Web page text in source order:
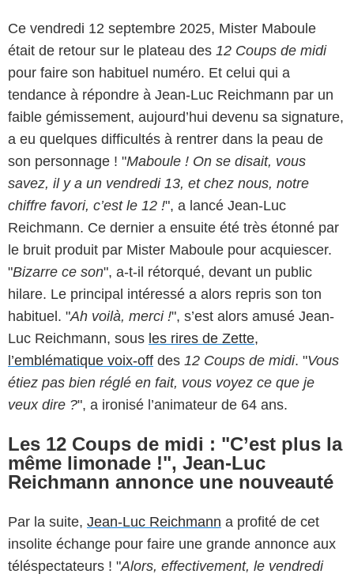
Ce vendredi 12 septembre 2025, Mister Maboule
était de retour sur le plateau des 12 Coups de midi
pour faire son habituel numéro. Et celui qui a
tendance à répondre à Jean-Luc Reichmann par un
faible gémissement, aujourd’hui devenu sa signature,
a eu quelques difficultés à rentrer dans la peau de
son personnage ! "Maboule ! On se disait, vous
savez, il y a un vendredi 13, et chez nous, notre
chiffre favori, c’est le 12 !", a lancé Jean-Luc
Reichmann. Ce dernier a ensuite été très étonné par
le bruit produit par Mister Maboule pour acquiescer.
"Bizarre ce son", a-t-il rétorqué, devant un public
hilare. Le principal intéressé a alors repris son ton
habituel. "Ah voilà, merci !", s’est alors amusé Jean-
Luc Reichmann, sous les rires de Zette,
l’emblématique voix-off des 12 Coups de midi. "Vous
étiez pas bien réglé en fait, vous voyez ce que je
veux dire ?", a ironisé l’animateur de 64 ans.
Les 12 Coups de midi : "C’est plus la
même limonade !", Jean-Luc
Reichmann annonce une nouveauté
Par la suite, Jean-Luc Reichmann a profité de cet
insolite échange pour faire une grande annonce aux
téléspectateurs ! "Alors, effectivement, le vendredi